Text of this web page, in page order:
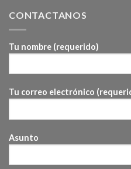
CONTACTANOS
Tu nombre (requerido)
Tu correo electrónico
Asunto